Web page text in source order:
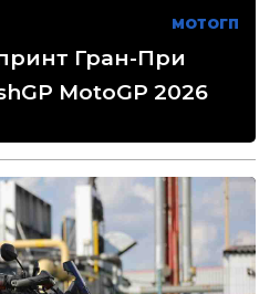
МОТОГП
Гран-При
MotoGP 2026